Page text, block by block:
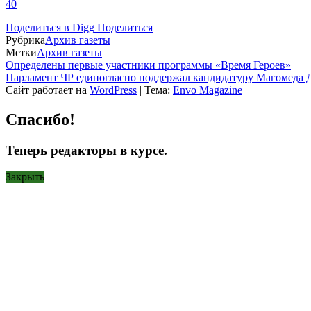
40
Поделиться в Digg Поделиться
РубрикаАрхив газеты
МеткиАрхив газеты
Определены первые участники программы «Время Героев»
Парламент ЧР единогласно поддержал кандидатуру Магомеда
Сайт работает на WordPress | Тема: Envo Magazine
Спасибо!
Теперь редакторы в курсе.
Закрыть